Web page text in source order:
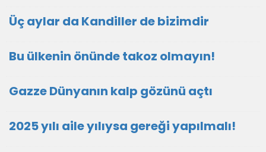
Üç aylar da Kandiller de bizimdir
Bu ülkenin önünde takoz olmayın!
Gazze Dünyanın kalp gözünü açtı
2025 yılı aile yılıysa gereği yapılmalı!